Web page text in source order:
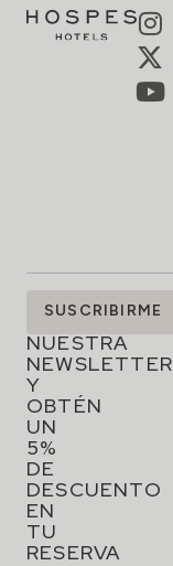
SUSCRÍBETE
NUESTRA
NEWSLETTER
Y
OBTÉN
UN
5%
DE
DESCUENTO
EN
TU
RESERVA
SUSCRIBIRME